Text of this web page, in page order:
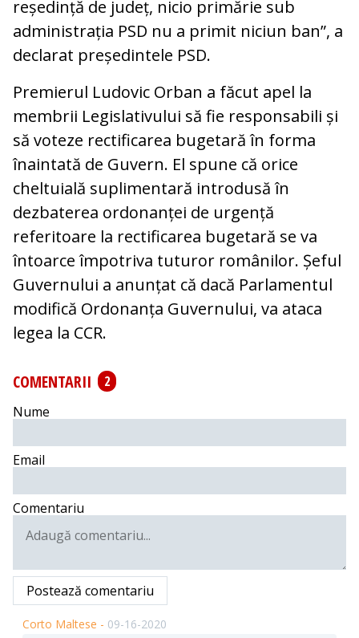
reședință de județ, nicio primărie sub
administrația PSD nu a primit niciun ban”, a
declarat președintele PSD.
Premierul Ludovic Orban a făcut apel la
membrii Legislativului să fie responsabili și
să voteze rectificarea bugetară în forma
înaintată de Guvern. El spune că orice
cheltuială suplimentară introdusă în
dezbaterea ordonanței de urgență
referitoare la rectificarea bugetară se va
întoarce împotriva tuturor românilor. Șeful
Guvernului a anunțat că dacă Parlamentul
modifică Ordonanța Guvernului, va ataca
legea la CCR.
COMENTARII
2
Nume
Email
Comentariu
Postează comentariu
Corto Maltese - 09-16-2020